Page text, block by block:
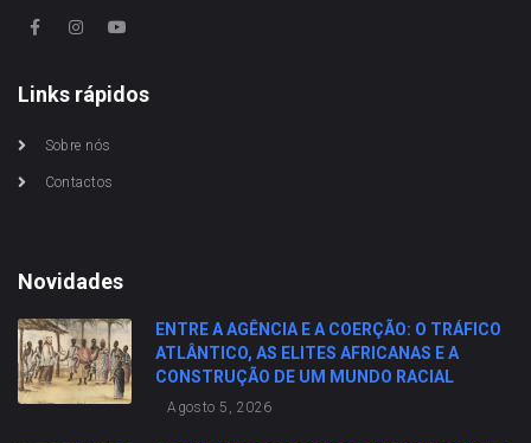
Links rápidos
Sobre nós
Contactos
Novidades
ENTRE A AGÊNCIA E A COERÇÃO: O TRÁFICO
ATLÂNTICO, AS ELITES AFRICANAS E A
CONSTRUÇÃO DE UM MUNDO RACIAL
Agosto 5, 2026